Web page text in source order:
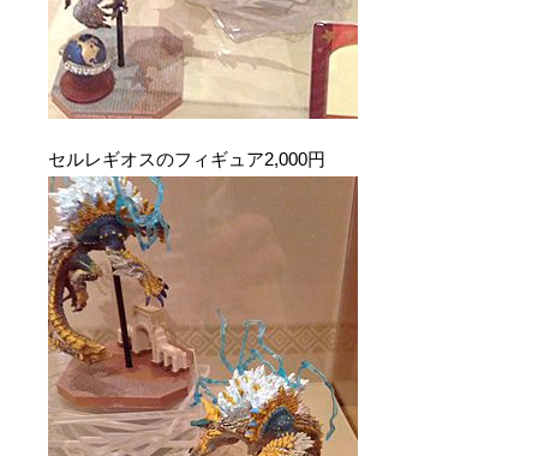
セルレギオスのフィギュア2,000円